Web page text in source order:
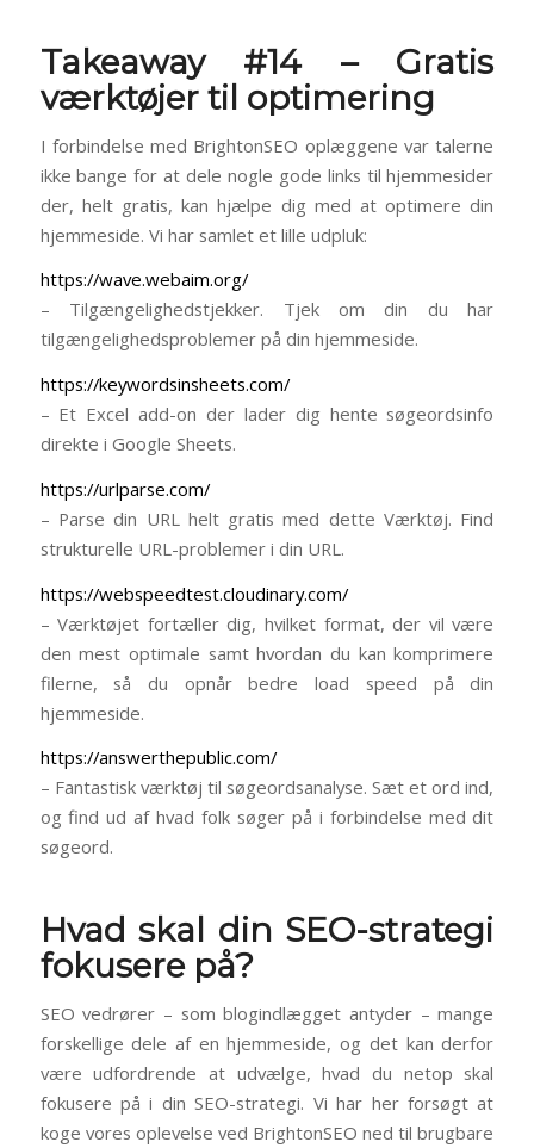
Takeaway #14 – Gratis
værktøjer til optimering
I forbindelse med BrightonSEO oplæggene var talerne
ikke bange for at dele nogle gode links til hjemmesider
der, helt gratis, kan hjælpe dig med at optimere din
hjemmeside. Vi har samlet et lille udpluk:
https://wave.webaim.org/
– Tilgængelighedstjekker. Tjek om din du har
tilgængelighedsproblemer på din hjemmeside.
https://keywordsinsheets.com/
– Et Excel add-on der lader dig hente søgeordsinfo
direkte i Google Sheets.
https://urlparse.com/
– Parse din URL helt gratis med dette Værktøj. Find
strukturelle URL-problemer i din URL.
https://webspeedtest.cloudinary.com/
– Værktøjet fortæller dig, hvilket format, der vil være
den mest optimale samt hvordan du kan komprimere
filerne, så du opnår bedre load speed på din
hjemmeside.
https://answerthepublic.com/
– Fantastisk værktøj til søgeordsanalyse. Sæt et ord ind,
og find ud af hvad folk søger på i forbindelse med dit
søgeord.
Hvad skal din SEO-strategi
fokusere på?
SEO vedrører – som blogindlægget antyder – mange
forskellige dele af en hjemmeside, og det kan derfor
være udfordrende at udvælge, hvad du netop skal
fokusere på i din SEO-strategi. Vi har her forsøgt at
koge vores oplevelse ved BrightonSEO ned til brugbare